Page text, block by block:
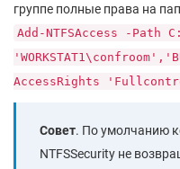
группе полные права на
Add-NTFSAccess -
AccessRights
Совет. По умолчанию
NTFSSecurity не